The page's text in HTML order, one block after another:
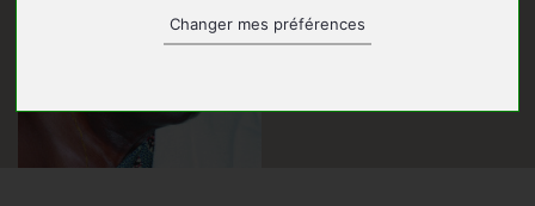
Changer mes préférences